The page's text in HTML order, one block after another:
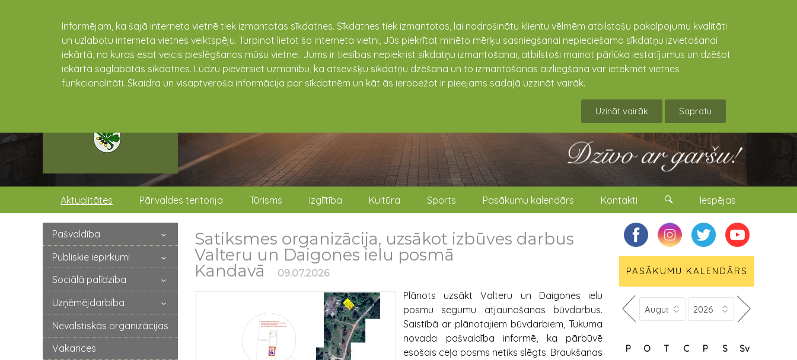
Informējam, ka šajā interneta vietnē tiek izmantotas sīkdatnes. Sīkdatnes tiek izmantotas, lai nodrošinātu klientu vēlmēm atbilstošu pakalpojumu kvalitāti
un uzlabotu interneta vietnes veiktspēju. Turpinot lietot šo interneta vietni, Jūs piekrītat minēto mērķu sasniegšanai nepieciešamo sīkdatņu izvietošanai
iekārtā, no kuras esat veicis pieslēgšanos mūsu vietnei. Jums ir tiesības nepiekrist sīkdatņu izmantošanai, atbilstoši mainot pārlūka iestatījumus un dzēšot
iekārtā saglabātās sīkdatnes. Lūdzu pievērsiet uzmanību, ka atsevišķu sīkdatņu dzēšana un to izmantošanas aizliegšana var ietekmēt vietnes
funkcionalitāti. Skaidra un visaptveroša informācija par sīkdatnēm un kāt ās ierobežot ir pieejams sadaļā uzzināt vairāk.
Uzināt vairāk Sapratu
Aktualitātes Pārvaldes teritorija Tūrisms Izglītība Kultūra Sports Pasākumu kalendārs Kontakti Iespējas
Pašvaldība
Publiskie iepirkumi
Sociālā palīdzība
Uzņēmējdarbība
Nevalstiskās organizācijas
Vakances
Satiksmes organizācija, uzsākot izbūves darbus
Valteru un Daigones ielu posmā
Kandavā
09.07.2026
Plānots uzsākt Valteru un Daigones ielu
posmu segumu atjaunošanas būvdarbus.
Saistībā ar plānotajiem būvdarbiem, Tukuma
novada pašvaldība informē, ka pārbūvē
esošais ceļa posms netiks slēgts. Braukšanas
PASĀKUMU KALENDĀRS
P O T C P S Sv